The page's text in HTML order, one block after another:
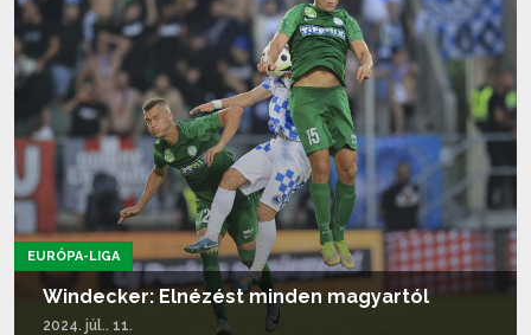
EURÓPA-LIGA
Windecker: Elnézést minden magyartól
2024. júl.. 11.